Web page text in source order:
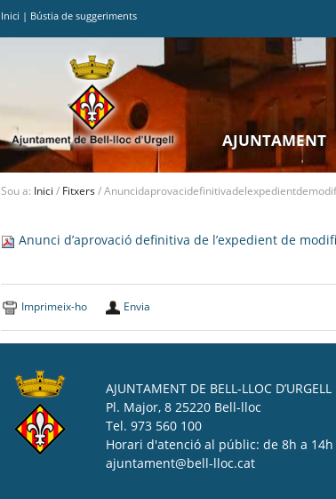
Inici | Bústia de suggeriments
AJUNTAMENT
Sou a: Inici / Fitxers/
Anunci d’aprovació definitiva de l’expedient de
Imprimeix-ho Envia
AJUNTAMENT DE BELL-LLOC D’URGELL
Pl. Major, 8 25220 Bell-lloc
Tel. 973 560 100
Horari d'atenció al públic: de 8h a 14h
ajuntament@bell-lloc.cat